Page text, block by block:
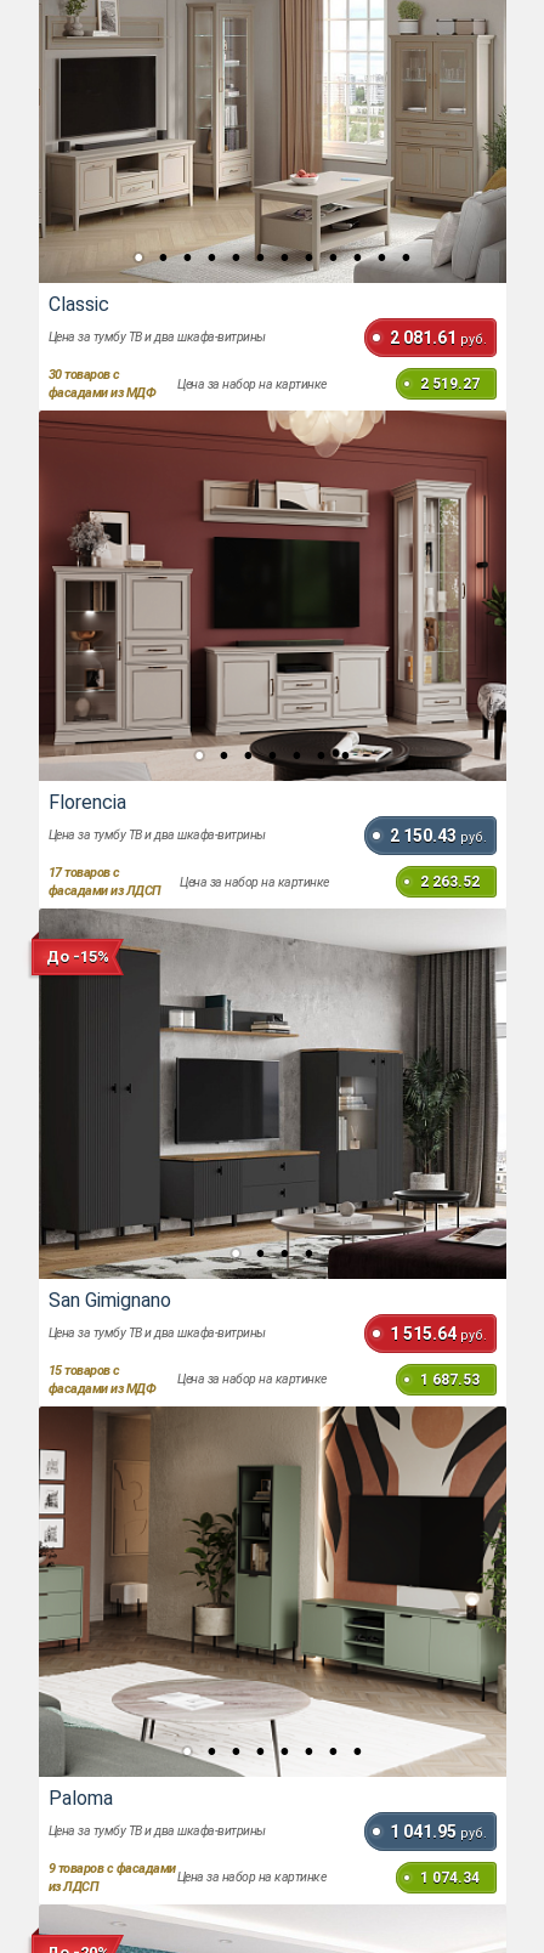
Classic
Цена за тумбу ТВ и два шкафа-витрины 2 081.61 руб.
30товаров с
фасадами из МДФ
Цена за набор на картинке 2 519.27
Florencia
Цена за тумбу ТВ и два шкафа-витрины 2 150.43 руб.
17товаров с
фасадами из ЛДСП
Цена за набор на картинке 2 263.52
До -15%
San Gimignano
Цена за тумбу ТВ и два шкафа-витрины 1 515.64 руб.
15товаров с
фасадами из МДФ
Цена за набор на картинке 1 687.53
Paloma
Цена за тумбу ТВ и два шкафа-витрины 1 041.95 руб.
9 товаров с фасадами
из ЛДСП
Цена за набор на картинке 1 074.34